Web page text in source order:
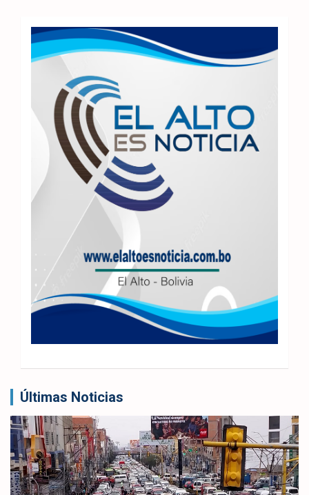
Últimas Noticias